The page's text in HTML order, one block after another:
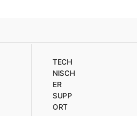
TECH
NISCH
ER
SUPP
ORT